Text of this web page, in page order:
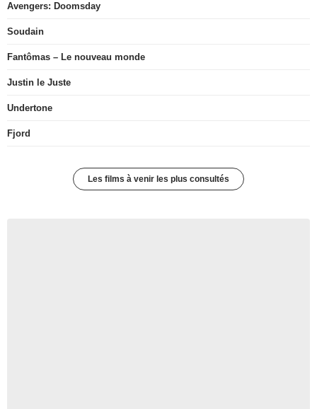
Avengers: Doomsday
Soudain
Fantômas – Le nouveau monde
Justin le Juste
Undertone
Fjord
Les films à venir les plus consultés